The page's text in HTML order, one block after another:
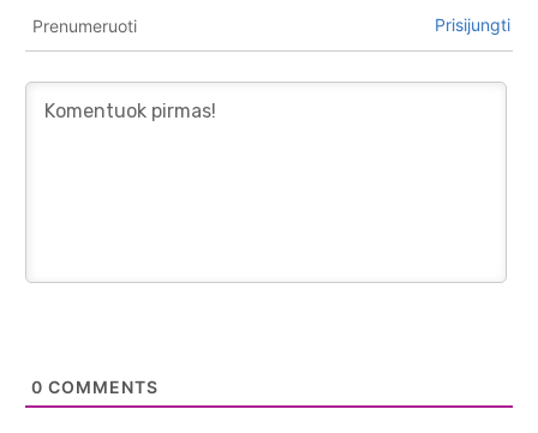
Prenumeruoti Prisijungti
0 COMMENTS